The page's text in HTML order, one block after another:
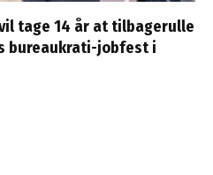
vil tage 14 år at tilbagerulle
bureaukrati-jobfest i